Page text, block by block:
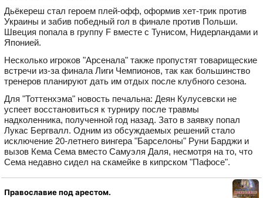
Дьёкереш стал героем плей-офф, оформив хет-трик против
Украины и забив победный гол в финале против Польши.
Швеция попала в группу F вместе с Тунисом, Нидерландами и
Японией.
Несколько игроков "Арсенала" также пропустят товарищеские
встречи из‑за финала Лиги Чемпионов, так как большинство
тренеров планируют дать им отдых после клубного сезона.
Для "Тоттенхэма" новость печальна: Деян Кулусевски не
успеет восстановиться к турниру после травмы
надколенника, полученной год назад. Зато в заявку попал
Лукас Бергвалл. Одним из обсуждаемых решений стало
исключение 20‑летнего вингера "Барселоны" Руни Барджи и
вызов Кема Сема вместо Самуэля Даля, несмотря на то, что
Сема недавно сидел на скамейке в кипрском "Пафосе".
Православие под арестом.